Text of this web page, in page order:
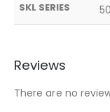
SKL SERIES
Reviews
There are no